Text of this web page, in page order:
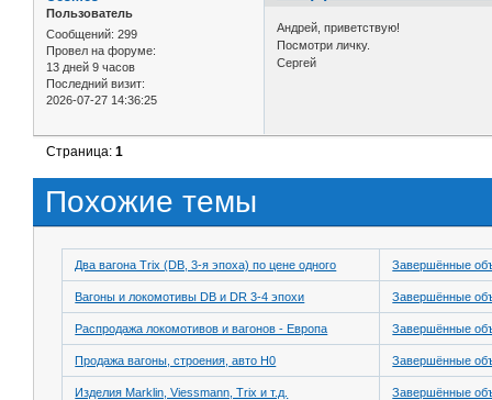
Пользователь
Сообщений: 299
Провел на форуме:
13 дней 9 часов
Последний визит:
2026-07-27 14:36:25
Андрей, приветствую!
Посмотри личку.
Сергей
Страница:1
Похожие темы
Два вагона Trix (DB, 3-я эпоха) по цене одного Завершённые
Вагоны и локомотивы DB и DR 3-4 эпохи Завершённые
Распродажа локомотивов и вагонов - Европа Завершённые
Продажа вагоны, строения, авто H0 Завершённые
Изделия Marklin, Viessmann, Trix и т.д. Завершённые